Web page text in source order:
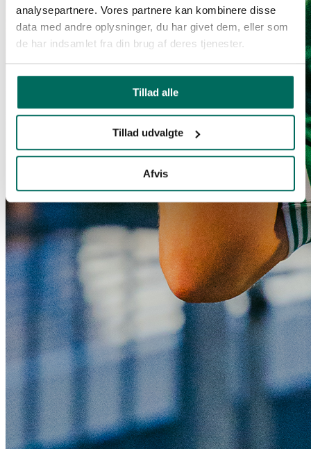
analysepartnere. Vores partnere kan kombinere disse
data med andre oplysninger, du har givet dem, eller som
de har indsamlet fra din brug af deres tjenester.
Tillad alle
Tillad udvalgte
Afvis